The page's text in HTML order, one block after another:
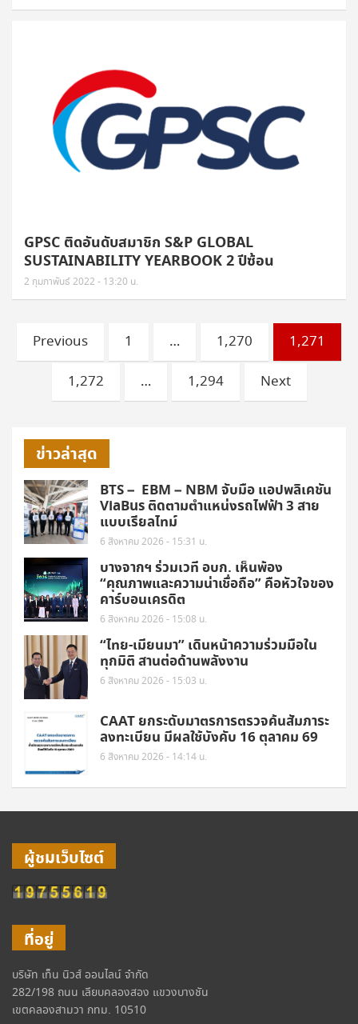
GPSC ติดอันดับสมาชิก S&P GLOBAL
SUSTAINABILITY YEARBOOK 2 ปีซ้อน
2 กุมภาพันธ์ 2022 - 13:20 น.
Posts
pagination
Previous 1 … 1,270
1,271
1,272
… 1,294 Next
ข่าวล่าสุด
BTS – EBM – NBM จับมือ แอปพลิเคชัน
ViaBus ติดตามตำแหน่งรถไฟฟ้า 3 สาย
แบบเรียลไทม์
6 สิงหาคม 2026 - 15:31 น.
บางจากฯ ร่วมเวที อบก. เห็นพ้อง
“คุณภาพและความน่าเชื่อถือ” คือหัวใจของ
คาร์บอนเครดิต
6 สิงหาคม 2026 - 15:08 น.
“ไทย-เมียนมา” เดินหน้าความร่วมมือใน
ทุกมิติ สานต่อด้านพลังงาน
6 สิงหาคม 2026 - 15:03 น.
CAAT ยกระดับมาตรการตรวจค้นสัมภาระ
ลงทะเบียน มีผลใช้บังคับ 16 ตุลาคม 69
6 สิงหาคม 2026 - 14:14 น.
ผู้ชมเว็บไซต์
ที่อยู่
บริษัท เท็น นิวส์ ออนไลน์ จำกัด
282/198 ถนน เลียบคลองสอง แขวงบางชัน
เขตคลองสามวา กทม. 10510